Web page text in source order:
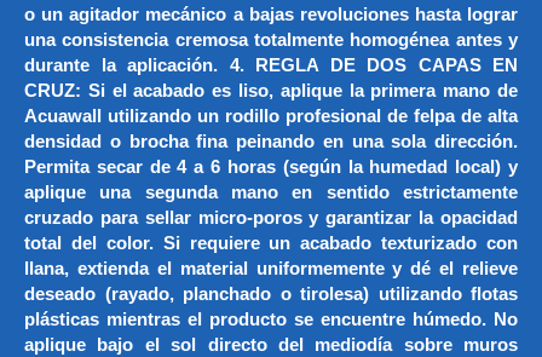
o un agitador mecánico a bajas revoluciones hasta lograr
una consistencia cremosa totalmente homogénea antes y
durante la aplicación. 4. REGLA DE DOS CAPAS EN
CRUZ: Si el acabado es liso, aplique la primera mano de
Acuawall utilizando un rodillo profesional de felpa de alta
densidad o brocha fina peinando en una sola dirección.
Permita secar de 4 a 6 horas (según la humedad local) y
aplique una segunda mano en sentido estrictamente
cruzado para sellar micro-poros y garantizar la opacidad
total del color. Si requiere un acabado texturizado con
llana, extienda el material uniformemente y dé el relieve
deseado (rayado, planchado o tirolesa) utilizando flotas
plásticas mientras el producto se encuentre húmedo. No
aplique bajo el sol directo del mediodía sobre muros